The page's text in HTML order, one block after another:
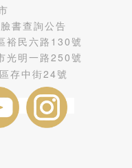
書查詢公告
裕民六路130號
光明一路250號
存中街24號